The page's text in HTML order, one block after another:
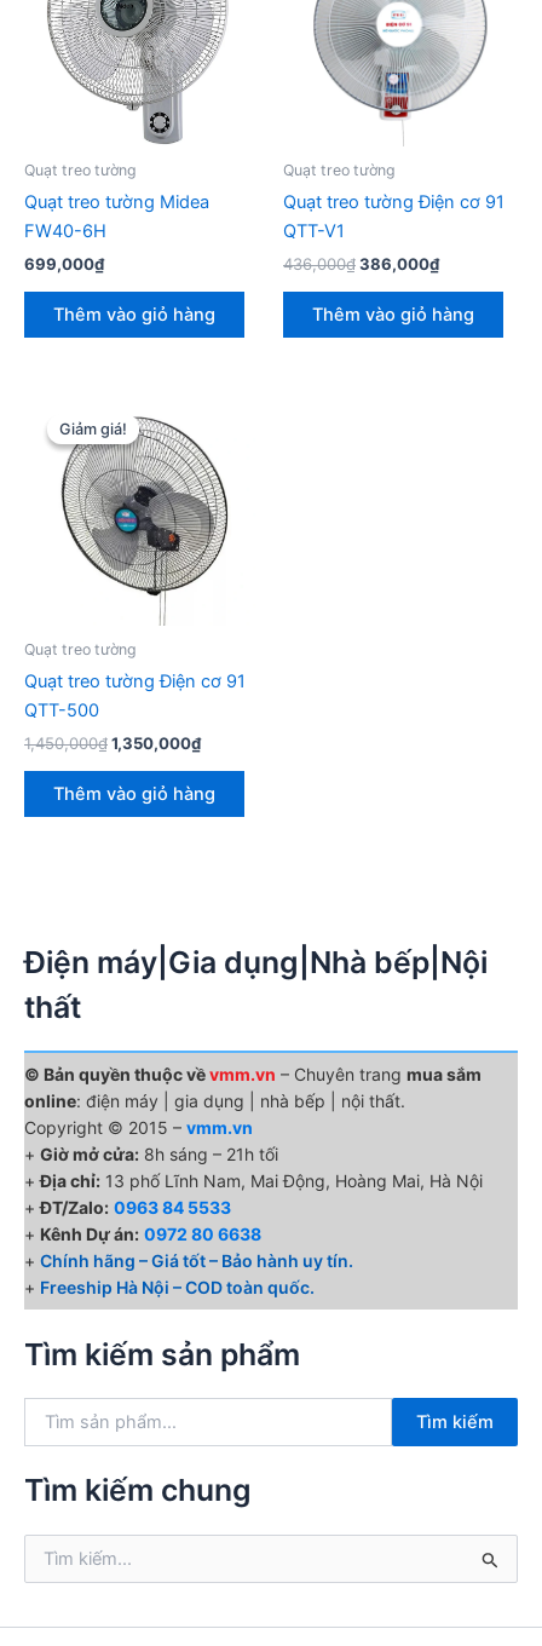
Quạt treo tường
Quạt treo tường Midea
FW40-6H
699,000₫
Thêm vào giỏ hàng
Quạt treo tường
Quạt treo tường Điện cơ 91
QTT-V1
436,000₫Giá
436,000₫.
386,000₫Giá
tại
là:
Thêm vào giỏ hàng
Giảm giá!
Giảm giá!
Quạt treo tường
Quạt treo tường Điện cơ 91
QTT-500
1,450,000₫Giá
là:
1,450,000₫.
1,350,000₫Giá
là:
Thêm vào giỏ hàng
Điện máy|Gia dụng|Nhà bếp|Nội
thất
© Bản quyền thuộc vềvmm.vn – Chuyên trang mua sắm
online: điện máy | gia dụng | nhà bếp | nội thất.
Copyright © 2015 – vmm.vn
+ Giờ mở cửa: 8h sáng – 21h tối
+Địa chỉ: 13 phố Lĩnh Nam, Mai Động, Hoàng Mai, Hà Nội
+ĐT/Zalo: 0963 84 5533
+ Kênh Dự án: 0972 80 6638
+ Chính hãng – Giá tốt – Bảo hành uy tín.
+ Freeship Hà Nội – COD toàn quốc.
Tìm kiếm sản phẩm
k
:
Tìm kiếm
Tìm kiếm chung